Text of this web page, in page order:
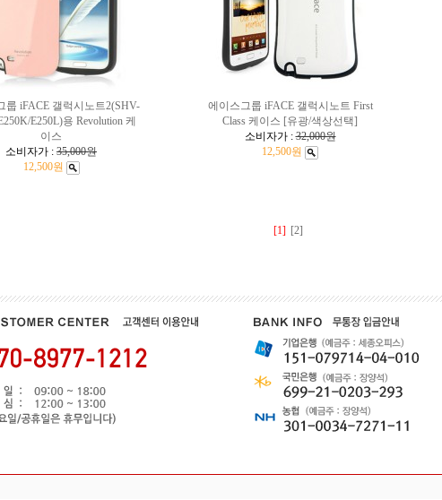
룹 iFACE 갤럭시노트2(SHV-
E250L)용 Revolution 케
이스
소비자가 : 35,000원
12,500원
에이스그룹 iFACE 갤럭시노트 First
Class 케이스 [유광/색상선택]
소비자가 :32,000원
12,500원
[1] [2]